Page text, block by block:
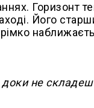
Горизонт
Його
доки не складеш